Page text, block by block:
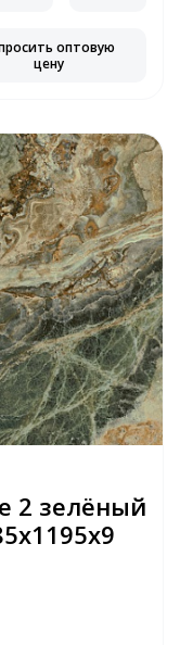
оптовую
цену
2 зелёный